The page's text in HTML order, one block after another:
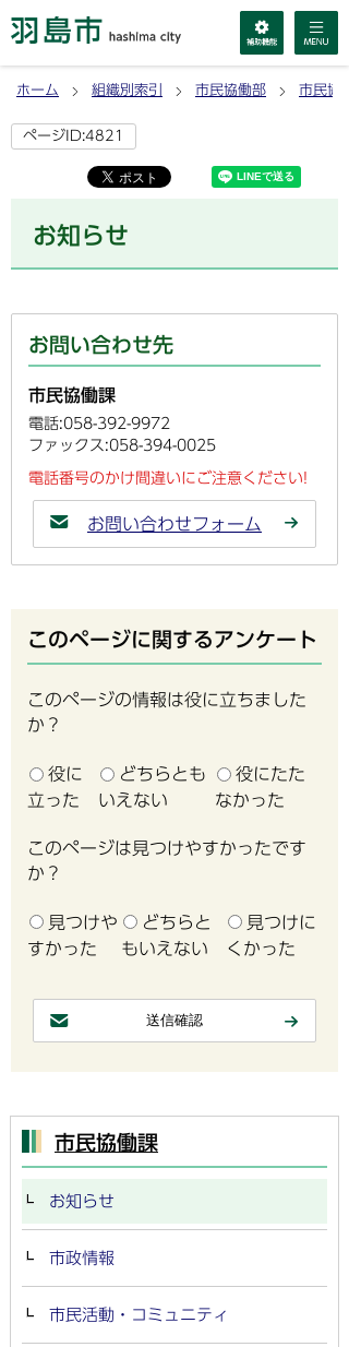
ホーム 組織別索引 市民協働部 市民協
ページID:4821
お知らせ
お問い合わせ先
市民協働課
電話:058-392-9972
ファックス:058-394-0025
電話番号のかけ間違いにご注意ください!
お問い合わせフォーム
このページに関するアンケート
このページの情報は役に立ちました
か？
役に
立った
どちらとも
いえない
役にたた
なかった
このページは見つけやすかったです
か？
見つけや
すかった
どちらと
もいえない
見つけに
くかった
市民協働課
お知らせ
市政情報
市民活動・コミュニティ